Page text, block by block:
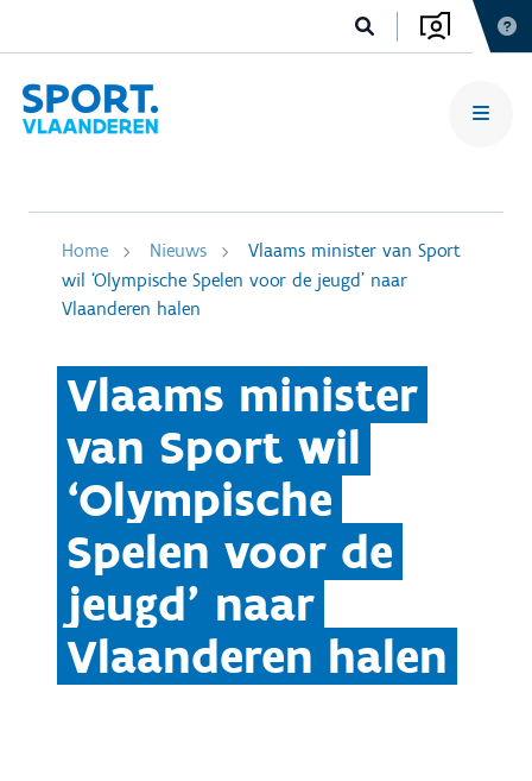
Home Nieuws
Vlaams minister van Sport
wil ‘Olympische Spelen voor de jeugd’ naar
Vlaanderen halen
Vlaams minister
van Sport wil
‘Olympische
Spelen voor de
jeugd’ naar
Vlaanderen halen